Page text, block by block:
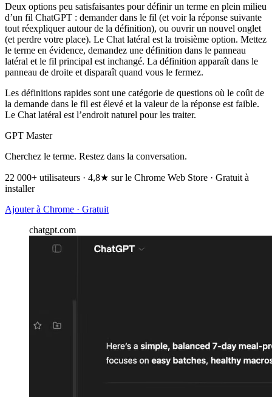
Deux options peu satisfaisantes pour définir un terme en plein milieu
d’un fil ChatGPT : demander dans le fil (et voir la réponse suivante
tout réexpliquer autour de la définition), ou ouvrir un nouvel onglet
(et perdre votre place). Le Chat latéral est la troisième option. Mettez
le terme en évidence, demandez une définition dans le panneau
latéral et le fil principal est inchangé. La définition apparaît dans le
panneau de droite et disparaît quand vous le fermez.
Les définitions rapides sont une catégorie de questions où le coût de
la demande dans le fil est élevé et la valeur de la réponse est faible.
Le Chat latéral est l’endroit naturel pour les traiter.
GPT Master
Cherchez le terme. Restez dans la conversation.
22 000+ utilisateurs · 4,8★ sur le Chrome Web Store · Gratuit à
installer
Ajouter à Chrome · Gratuit
chatgpt.com